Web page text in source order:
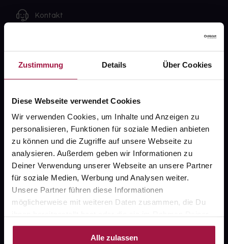
Zustimmung Details Über Cookies
Diese Webseite verwendet Cookies
Wir verwenden Cookies, um Inhalte und Anzeigen zu
personalisieren, Funktionen für soziale Medien anbieten
zu können und die Zugriffe auf unsere Webseite zu
analysieren. Außerdem geben wir Informationen zu
Deiner Verwendung unserer Webseite an unsere Partner
für soziale Medien, Werbung und Analysen weiter.
Unsere Partner führen diese Informationen
möglicherweise mit weiteren Daten zusammen, die Du
Nutzung der Dienste gesammelt haben.
Alle zulassen
Kontakt
Widerrufsformular
gesund.de
Über uns
Karriere
Barrierefreiheitserklärung
gesund-versorger.de